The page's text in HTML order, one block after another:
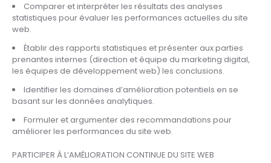
Comparer et interpréter les résultats des analyses
statistiques pour évaluer les performances actuelles du site
web.
Établir des rapports statistiques et présenter aux parties
prenantes internes (direction et équipe du marketing digital,
les équipes de développement web) les conclusions.
Identifier les domaines d’amélioration potentiels en se
basant sur les données analytiques.
Formuler et argumenter des recommandations pour
améliorer les performances du site web.
PARTICIPER À L’AMÉLIORATION CONTINUE DU SITE WEB